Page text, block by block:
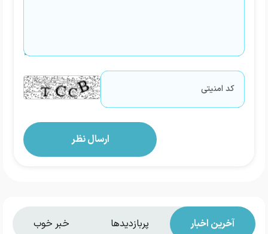
آخرین اخبار پربازدیدها خبر خوب